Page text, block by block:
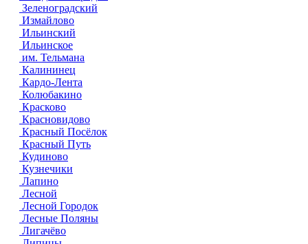
Зеленоградский
Измайлово
Ильинский
Ильинское
им. Тельмана
Калининец
Кардо-Лента
Колюбакино
Красково
Красновидово
Красный Посёлок
Красный Путь
Кудиново
Кузнечики
Лапино
Лесной
Лесной Городок
Лесные Поляны
Лигачёво